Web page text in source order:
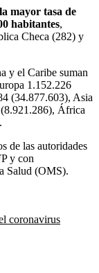
mayor tasa de
habitantes,
Checa (282) y
y el Caribe suman
1.152.226
(34.877.603), Asia
África
de las autoridades
y con
Salud (OMS).
coronavirus